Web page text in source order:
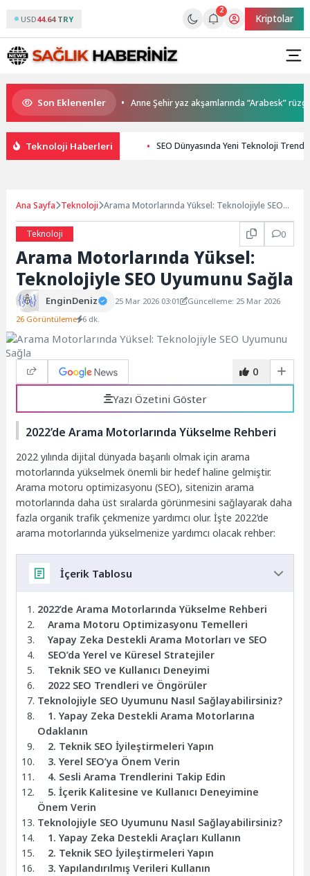
USD44.64 TRY
2
Kriptolar
Son Eklenenler
sahiplerini buldu Anne Şehir yaz akşamlarında “Arabesk” rüzgârı esti
Teknoloji Haberleri SEO Dünyasında Yeni Teknoloji
Ana Sayfa Teknoloji Arama Motorlarında Yüksel: Teknolojiyle SEO
Teknoloji
0
Arama Motorlarında Yüksel:
Teknolojiyle SEO Uyumunu Sağla
EnginDeniz 25 Mar 2026 03:01
Güncelleme: 25 Mar 2026
26 Görüntüleme 6 dk.
0
Yazı Özetini Göster
2022’de Arama Motorlarında Yükselme Rehberi
2022 yılında dijital dünyada başarılı olmak için arama
motorlarında yükselmek önemli bir hedef haline gelmiştir.
Arama motoru optimizasyonu (SEO), sitenizin arama
motorlarında daha üst sıralarda görünmesini sağlayarak daha
fazla organik trafik çekmenize yardımcı olur. İşte 2022’de
arama motorlarında yükselmenize yardımcı olacak rehber:
İçerik Tablosu
2022’de Arama Motorlarında Yükselme Rehberi
Arama Motoru Optimizasyonu Temelleri
Yapay Zeka Destekli Arama Motorları ve SEO
SEO’da Yerel ve Küresel Stratejiler
Teknik SEO ve Kullanıcı Deneyimi
2022 SEO Trendleri ve Öngörüler
Teknolojiyle SEO Uyumunu Nasıl Sağlayabilirsiniz?
1. Yapay Zeka Destekli Arama Motorlarına
Odaklanın
2. Teknik SEO İyileştirmeleri Yapın
3. Yerel SEO’ya Önem Verin
4. Sesli Arama Trendlerini Takip Edin
5. İçerik Kalitesine ve Kullanıcı Deneyimine
Önem Verin
Teknolojiyle SEO Uyumunu Nasıl Sağlayabilirsiniz?
1. Yapay Zeka Destekli Araçları Kullanın
2. Teknik SEO İyileştirmeleri Yapın
3. Yapılandırılmış Verileri Kullanın